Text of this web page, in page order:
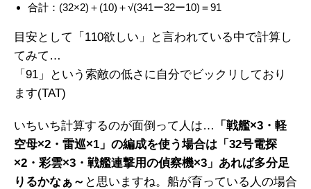
合計：(32×2)＋(10)＋√(341ー32ー10)＝91
目安として「110欲しい」と言われている中で計算し
てみて…
「91」という索敵の低さに自分でビックリしており
ます(TAT)
いちいち計算するのが面倒って人は…
「戦艦×3・軽
空母×2・雷巡×1」の編成を使う場合は「32号電探
×2・彩雲×3・戦艦連撃用の偵察機×3」あれば多分足
りるかなぁ～ と思いますね。船が育っている人の場合